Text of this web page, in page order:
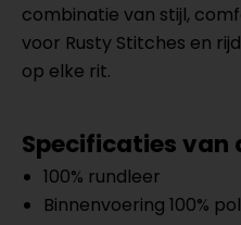
combinatie van stijl,
voor Rusty Stitches en
op elke rit.
Specificaties van
100% rundleer
Binnenvoering 100%